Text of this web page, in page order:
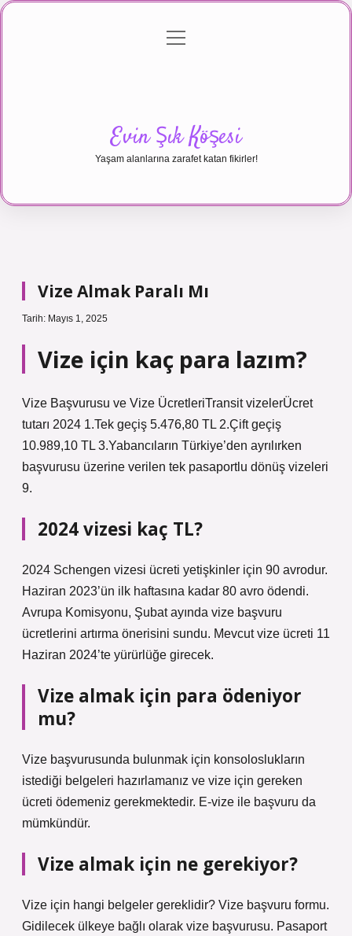
Gizlilik Politikası
menüyü
Evin Şık Köşesi
Yaşam alanlarına zarafet katan fikirler!
Vize Almak Paralı Mı
Tarih: Mayıs 1, 2025
Vize için kaç para lazım?
Vize Başvurusu ve Vize ÜcretleriTransit vizelerÜcret
tutarı 2024 1.Tek geçiş 5.476,80 TL 2.Çift geçiş
10.989,10 TL 3.Yabancıların Türkiye’den ayrılırken
başvurusu üzerine verilen tek pasaportlu dönüş vizeleri
9.
2024 vizesi kaç TL?
2024 Schengen vizesi ücreti yetişkinler için 90 avrodur.
Haziran 2023’ün ilk haftasına kadar 80 avro ödendi.
Avrupa Komisyonu, Şubat ayında vize başvuru
ücretlerini artırma önerisini sundu. Mevcut vize ücreti 11
Haziran 2024’te yürürlüğe girecek.
Vize almak için para ödeniyor
mu?
Vize başvurusunda bulunmak için konsoloslukların
istediği belgeleri hazırlamanız ve vize için gereken
ücreti ödemeniz gerekmektedir. E-vize ile başvuru da
mümkündür.
Vize almak için ne gerekiyor?
Vize için hangi belgeler gereklidir? Vize başvuru formu.
Gidilecek ülkeye bağlı olarak vize başvurusu. Pasaport